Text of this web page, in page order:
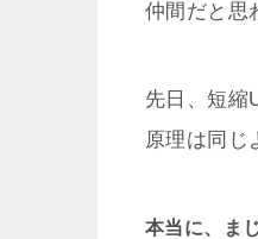
仲間だと思
先日、短縮
原理は同じ
本当に、ま